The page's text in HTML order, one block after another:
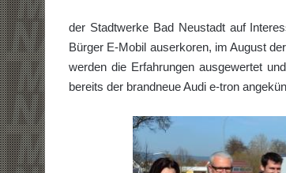
der Stadtwerke Bad Neustadt auf
Bürger E-Mobil auserkoren, im August
werden die Erfahrungen ausgewertet
bereits der brandneue Audi e-tron